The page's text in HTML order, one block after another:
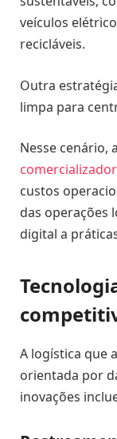
veículos
recicláveis.
Outra
limpa para
Nesse cenário,
custos
das operações
digital a
A logística que
orientada por
inovações